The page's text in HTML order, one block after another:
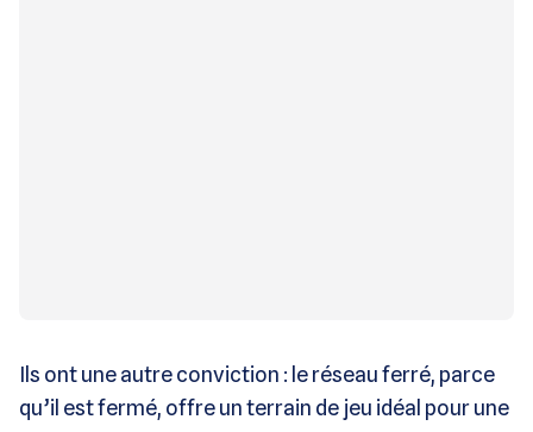
Ils ont une autre conviction : le réseau ferré, parce
qu’il est fermé, offre un terrain de jeu idéal pour une